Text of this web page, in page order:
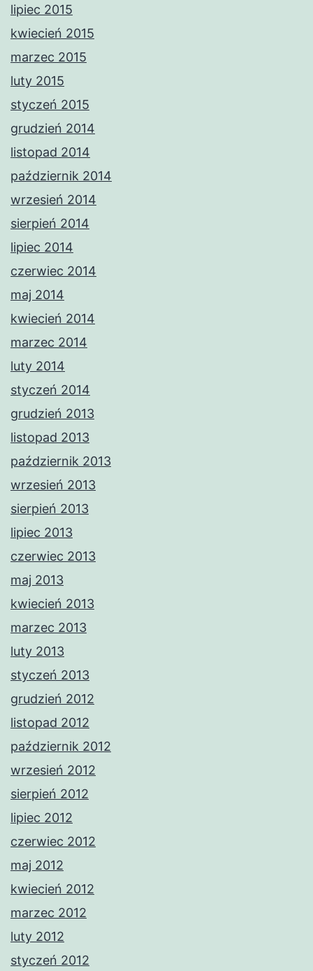
lipiec 2015
kwiecień 2015
marzec 2015
luty 2015
styczeń 2015
grudzień 2014
listopad 2014
październik 2014
wrzesień 2014
sierpień 2014
lipiec 2014
czerwiec 2014
maj 2014
kwiecień 2014
marzec 2014
luty 2014
styczeń 2014
grudzień 2013
listopad 2013
październik 2013
wrzesień 2013
sierpień 2013
lipiec 2013
czerwiec 2013
maj 2013
kwiecień 2013
marzec 2013
luty 2013
styczeń 2013
grudzień 2012
listopad 2012
październik 2012
wrzesień 2012
sierpień 2012
lipiec 2012
czerwiec 2012
maj 2012
kwiecień 2012
marzec 2012
luty 2012
styczeń 2012